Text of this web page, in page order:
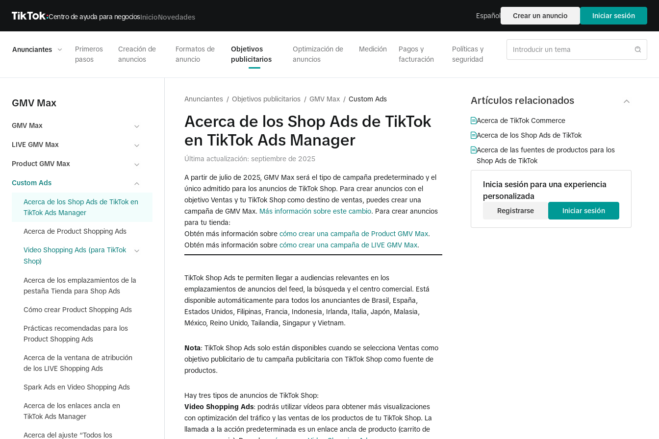
Centro de ayuda para negociosInicioNovedades Español Crear un anuncio Iniciar sesión
Anunciantes
Primeros
pasos
Creación de
anuncios
Formatos de
anuncio
Objetivos
publicitarios
Optimización de
anuncios
Medición
Pagos y
facturación
Políticas y
seguridad
GMV Max
GMV Max
LIVE GMV Max
Product GMV Max
Custom Ads
Acerca de los Shop Ads de TikTok en
TikTok Ads Manager
Acerca de Product Shopping Ads
Video Shopping Ads (para TikTok
Shop)
Acerca de los emplazamientos de la
pestaña Tienda para Shop Ads
Cómo crear Product Shopping Ads
Prácticas recomendadas para los
Product Shopping Ads
Acerca de la ventana de atribución
de los LIVE Shopping Ads
Spark Ads en Video Shopping Ads
Acerca de los enlaces ancla en
TikTok Ads Manager
Acerca del ajuste “Todos los
Anunciantes / Objetivos publicitarios / GMV Max / Custom Ads
Acerca de los Shop Ads de TikTok
en TikTok Ads Manager
Última actualización: septiembre de 2025
A partir de julio de 2025, GMV Max será el tipo de campaña predeterminado y el
único admitido para los anuncios de TikTok Shop. Para crear anuncios con el
objetivo Ventas y tu TikTok Shop como destino de ventas, puedes crear una
campaña de GMV Max. Más información sobre este cambio. Para crear anuncios
para tu tienda:
Obtén más información sobre cómo crear una campaña de Product GMV Max.
Obtén más información sobre cómo crear una campaña de LIVE GMV Max.
TikTok Shop Ads te permiten llegar a audiencias relevantes en los
emplazamientos de anuncios del feed, la búsqueda y el centro comercial. Está
disponible automáticamente para todos los anunciantes de Brasil, España,
Estados Unidos, Filipinas, Francia, Indonesia, Irlanda, Italia, Japón, Malasia,
México, Reino Unido, Tailandia, Singapur y Vietnam.
Nota: TikTok Shop Ads solo están disponibles cuando se selecciona Ventas como
objetivo publicitario de tu campaña publicitaria con TikTok Shop como fuente de
productos.
Hay tres tipos de anuncios de TikTok Shop:
Video Shopping Ads: podrás utilizar vídeos para obtener más visualizaciones
con optimización del tráfico y las ventas de los productos de tu TikTok Shop. La
llamada a la acción predeterminada es un enlace ancla de producto (carrito de
Artículos relacionados
Acerca de TikTok Commerce
Acerca de los Shop Ads de TikTok
Acerca de las fuentes de productos para los
Shop Ads de TikTok
Inicia sesión para una experiencia
personalizada
Registrarse Iniciar sesión